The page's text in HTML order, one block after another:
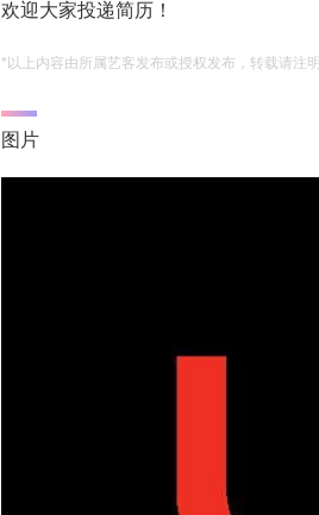
欢迎大家投递简历！
*以上内容由所属艺客发布或授权发布，转载请注
图片